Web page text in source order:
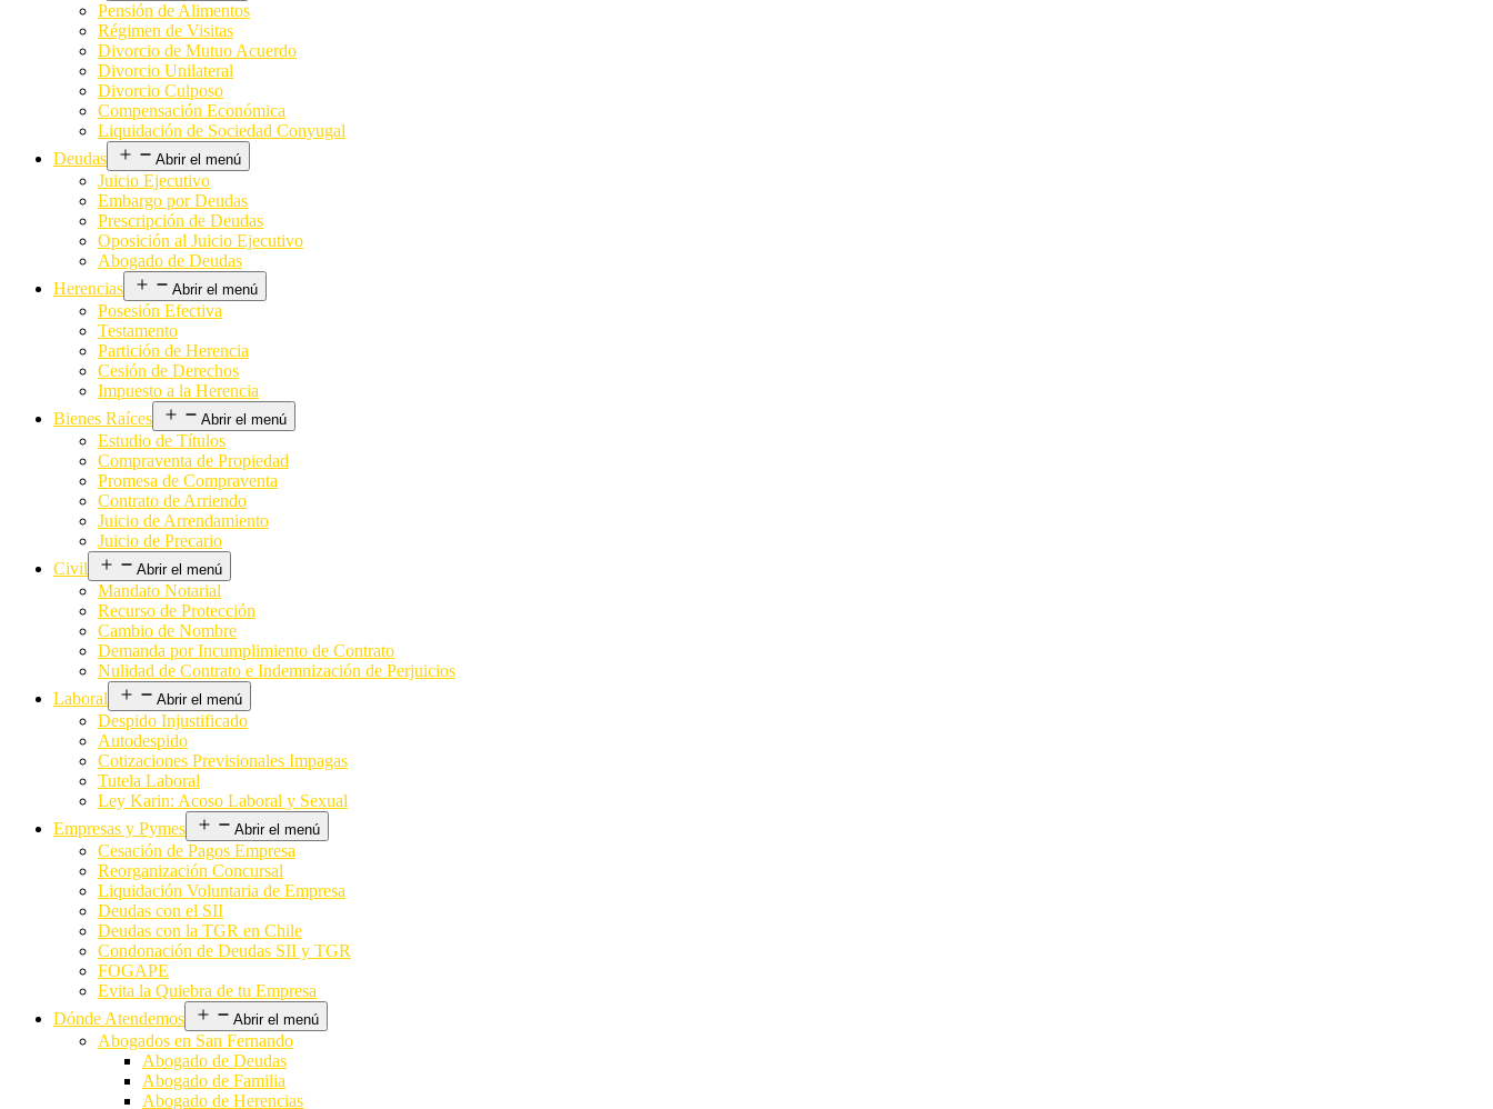
Pensión de Alimentos
Régimen de Visitas
Divorcio de Mutuo Acuerdo
Divorcio Unilateral
Divorcio Culposo
Compensación Económica
Liquidación de Sociedad Conyugal
Deudas
Abrir el menú
Juicio Ejecutivo
Embargo por Deudas
Prescripción de Deudas
Oposición al Juicio Ejecutivo
Abogado de Deudas
Herencias
Abrir el menú
Posesión Efectiva
Testamento
Partición de Herencia
Cesión de Derechos
Impuesto a la Herencia
Bienes Raíces
Abrir el menú
Estudio de Títulos
Compraventa de Propiedad
Promesa de Compraventa
Contrato de Arriendo
Juicio de Arrendamiento
Juicio de Precario
Civil
Abrir el menú
Mandato Notarial
Recurso de Protección
Cambio de Nombre
Demanda por Incumplimiento de Contrato
Nulidad de Contrato e Indemnización de Perjuicios
Laboral
Abrir el menú
Despido Injustificado
Autodespido
Cotizaciones Previsionales Impagas
Tutela Laboral
Ley Karin: Acoso Laboral y Sexual
Empresas y Pymes
Abrir el menú
Cesación de Pagos Empresa
Reorganización Concursal
Liquidación Voluntaria de Empresa
Deudas con el SII
Deudas con la TGR en Chile
Condonación de Deudas SII y TGR
FOGAPE
Evita la Quiebra de tu Empresa
Dónde Atendemos
Abrir el menú
Abogados en San Fernando
Abogado de Deudas
Abogado de Familia
Abogado de Herencias